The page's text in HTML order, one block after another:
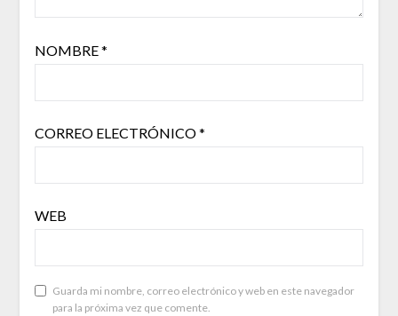
NOMBRE*
CORREO ELECTRÓNICO*
WEB
Guarda mi nombre, correo electrónico y web en este navegador
para la próxima vez que comente.